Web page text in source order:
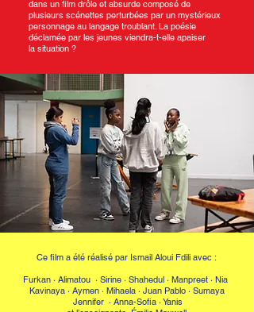
dans un film drôle et absurde composé de
plusieurs scénettes perturbées par un mystérieux
personnage au langage troublant. La poésie
déclamée par les jeunes viendra-t-elle apaiser
la situation ?
Ce film a été réalisé par Ismail Aloui Fdili avec :
Furkan · Alimatou · Sirine · Shahedul · Manpreet · Nia
Kavinaya · Aymen · Mihaela · Juan Pablo · Sumaya
Jennifer · Anna-Sofia ·Yanis